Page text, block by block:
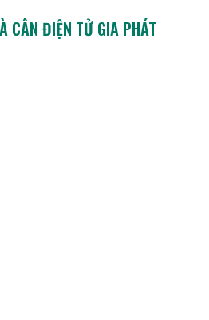
CÂN ĐIỆN TỬ GIA PHÁT